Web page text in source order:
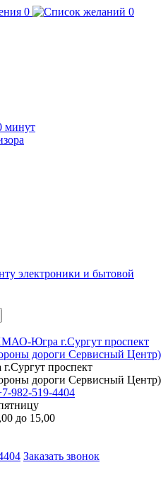
0 0
минут
Югра г.Сургут проспект
дороги Сервисный Центр)
проспект
дороги Сервисный Центр)
982-519-4404
до 15,00
Заказать звонок